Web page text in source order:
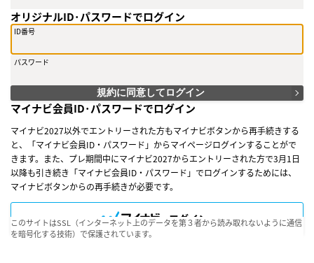
【ミネベアミツミグループの定義】
本規約および学生専用マイページ内におけるミネベアミツミグループと
当社、ミツミ電機株式会社、株式会社ユーシン、MMIセミコンダクター
株式会社、ミネベアショウワ株式会社、本多通信工業株式会社、安曇野
ソリューションズ株式会社、ミネベアリニアモーション株式会社
○第２条（会員）
込み、当社がこれを承認した方をいいます。
（２）会員は、会員サービスにおける会員向けのサービスを受けること
ができます。
（３）会員は、入会の時点で本規約を承諾しなければなりません。会員
が会員サービスを利用したときは、この会員規約を承認したものとみな
します。
○第３条（会員ＩＤ番号とパスワード）
（１）会員は、会員ＩＤ番号を付与され、パスワードを登録するものと
オリジナルID･パスワードでログイン
ID番号
パスワード
規約に同意してログイン
マイナビ会員ID･パスワードでログイン
マイナビ2027以外でエントリーされた方もマイナビボタンから再手続きする
と、「マイナビ会員ID・パスワード」からマイページログインすることがで
きます。また、プレ期間中にマイナビ2027からエントリーされた方で3月1日
以降も引き続き「マイナビ会員ID・パスワード」でログインするためには、
マイナビボタンからの再手続きが必要です。
ログイン
このサイトはSSL（インターネット上のデータを第３者から読み取れないように通信
を暗号化する技術）で保護されています。